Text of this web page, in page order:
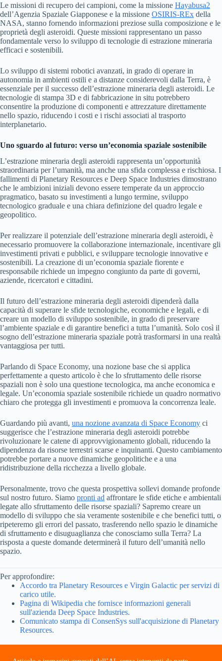
Le missioni di recupero dei campioni, come la missione Hayabusa2
dell’Agenzia Spaziale Giapponese e la missione OSIRIS-REx della
NASA, stanno fornendo informazioni preziose sulla composizione e le
proprietà degli asteroidi. Queste missioni rappresentano un passo
fondamentale verso lo sviluppo di tecnologie di estrazione mineraria
efficaci e sostenibili.
Lo sviluppo di sistemi robotici avanzati, in grado di operare in
autonomia in ambienti ostili e a distanze considerevoli dalla Terra, è
essenziale per il successo dell’estrazione mineraria degli asteroidi. Le
tecnologie di stampa 3D e di fabbricazione in situ potrebbero
consentire la produzione di componenti e attrezzature direttamente
nello spazio, riducendo i costi e i rischi associati al trasporto
interplanetario.
Uno sguardo al futuro: verso un’economia spaziale sostenibile
L’estrazione mineraria degli asteroidi rappresenta un’opportunità
straordinaria per l’umanità, ma anche una sfida complessa e rischiosa. I
fallimenti di Planetary Resources e Deep Space Industries dimostrano
che le ambizioni iniziali devono essere temperate da un approccio
pragmatico, basato su investimenti a lungo termine, sviluppo
tecnologico graduale e una chiara definizione del quadro legale e
geopolitico.
Per realizzare il potenziale dell’estrazione mineraria degli asteroidi, è
necessario promuovere la collaborazione internazionale, incentivare gli
investimenti privati e pubblici, e sviluppare tecnologie innovative e
sostenibili. La creazione di un’economia spaziale fiorente e
responsabile richiede un impegno congiunto da parte di governi,
aziende, ricercatori e cittadini.
Il futuro dell’estrazione mineraria degli asteroidi dipenderà dalla
capacità di superare le sfide tecnologiche, economiche e legali, e di
creare un modello di sviluppo sostenibile, in grado di preservare
l’ambiente spaziale e di garantire benefici a tutta l’umanità. Solo così il
sogno dell’estrazione mineraria spaziale potrà trasformarsi in una realtà
vantaggiosa per tutti.
Parlando di Space Economy, una nozione base che si applica
perfettamente a questo articolo è che lo sfruttamento delle risorse
spaziali non è solo una questione tecnologica, ma anche economica e
legale. Un’economia spaziale sostenibile richiede un quadro normativo
chiaro che protegga gli investimenti e promuova la concorrenza leale.
Guardando più avanti, una nozione avanzata di Space Economy ci
suggerisce che l’estrazione mineraria degli asteroidi potrebbe
rivoluzionare le catene di approvvigionamento globali, riducendo la
dipendenza da risorse terrestri scarse e inquinanti. Questo cambiamento
potrebbe portare a nuove dinamiche geopolitiche e a una
ridistribuzione della ricchezza a livello globale.
Personalmente, trovo che questa prospettiva sollevi domande profonde
sul nostro futuro. Siamo pronti ad affrontare le sfide etiche e ambientali
legate allo sfruttamento delle risorse spaziali? Sapremo creare un
modello di sviluppo che sia veramente sostenibile e che benefici tutti, o
ripeteremo gli errori del passato, trasferendo nello spazio le dinamiche
di sfruttamento e disuguaglianza che conosciamo sulla Terra? La
risposta a queste domande determinerà il futuro dell’umanità nello
spazio.
Per approfondire:
Accordo tra Planetary Resources e Virgin Galactic per servizi di
carico utile.
Pagina di Wikipedia che fornisce informazioni generali
sull'azienda Deep Space Industries.
Comunicato stampa di ConsenSys sull'acquisizione di Planetary
Resources.